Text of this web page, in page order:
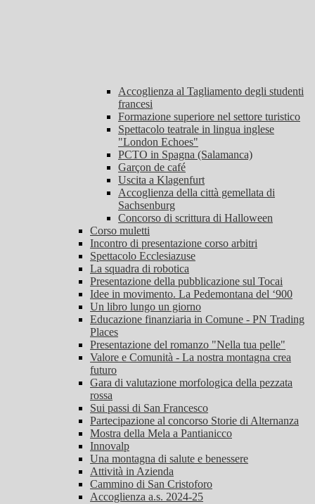
Accoglienza al Tagliamento degli studenti
francesi
Formazione superiore nel settore turistico
Spettacolo teatrale in lingua inglese
"London Echoes"
PCTO in Spagna (Salamanca)
Garçon de café
Uscita a Klagenfurt
Accoglienza della città gemellata di
Sachsenburg
Concorso di scrittura di Halloween
Corso muletti
Incontro di presentazione corso arbitri
Spettacolo Ecclesiazuse
La squadra di robotica
Presentazione della pubblicazione sul Tocai
Idee in movimento. La Pedemontana del ‘900
Un libro lungo un giorno
Educazione finanziaria in Comune - PN Trading
Places
Presentazione del romanzo "Nella tua pelle"
Valore e Comunità - La nostra montagna crea
futuro
Gara di valutazione morfologica della pezzata
rossa
Sui passi di San Francesco
Partecipazione al concorso Storie di Alternanza
Mostra della Mela a Pantianicco
Innovalp
Una montagna di salute e benessere
Attività in Azienda
Cammino di San Cristoforo
Accoglienza a.s. 2024-25